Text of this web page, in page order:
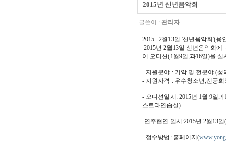
2015년 신년음악회
글쓴이 : 관리자
2015. 2월13일 '신년음악회'(
2015년 2월13일 신년음악회
이 오디션(1월9일,과16일)을 실
- 지원분야 : 기악 및 전분야 (성
- 지원자격 : 우수청소년,전공
- 오디션일시: 2015년 1월 9일
스트라연습실)
-연주협연 일시:2015년 2월13
- 접수방법: 홈페이지(